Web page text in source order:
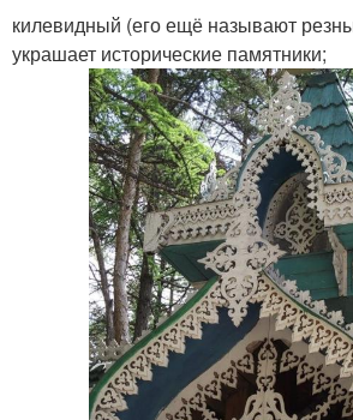
килевидный (его ещё называют
украшает исторические памятники;